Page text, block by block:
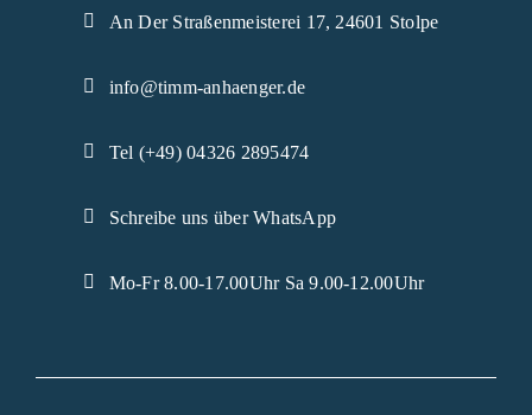
An Der Straßenmeisterei 17, 24601 Stolpe
info@timm-anhaenger.de
Tel (+49) 04326 2895474
Schreibe uns über WhatsApp
Mo-Fr 8.00-17.00Uhr Sa 9.00-12.00Uhr